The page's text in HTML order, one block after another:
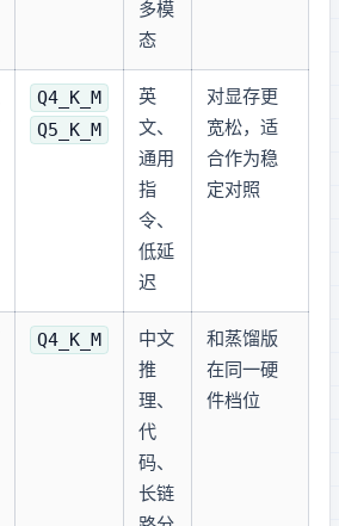
多模
态
Q4_K_M
Q5_K_M
英
文、
通用
指
令、
低延
迟
24B 对 24GB 显存更
宽松，适
合作为稳
定对照
Q4_K_M
中文
推
理、
代
码、
长链
和 DeepSeek 32B 蒸馏版
在同一硬
件档位